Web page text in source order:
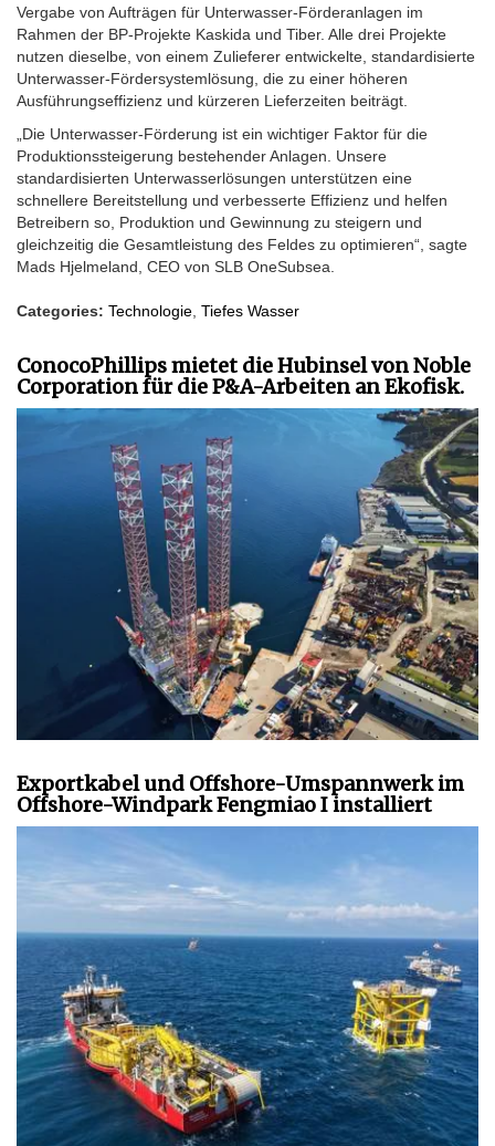
Vergabe von Aufträgen für Unterwasser-Förderanlagen im
Rahmen der BP-Projekte Kaskida und Tiber. Alle drei Projekte
nutzen dieselbe, von einem Zulieferer entwickelte, standardisierte
Unterwasser-Fördersystemlösung, die zu einer höheren
Ausführungseffizienz und kürzeren Lieferzeiten beiträgt.
„Die Unterwasser-Förderung ist ein wichtiger Faktor für die
Produktionssteigerung bestehender Anlagen. Unsere
standardisierten Unterwasserlösungen unterstützen eine
schnellere Bereitstellung und verbesserte Effizienz und helfen
Betreibern so, Produktion und Gewinnung zu steigern und
gleichzeitig die Gesamtleistung des Feldes zu optimieren“, sagte
Mads Hjelmeland, CEO von SLB OneSubsea.
Categories: Technologie Tiefes Wasser
ConocoPhillips mietet die Hubinsel von Noble
Corporation für die P&A-Arbeiten an Ekofisk.
Exportkabel und Offshore-Umspannwerk im
Offshore-Windpark Fengmiao I installiert